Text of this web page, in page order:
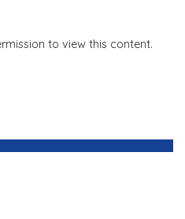
to view this content.